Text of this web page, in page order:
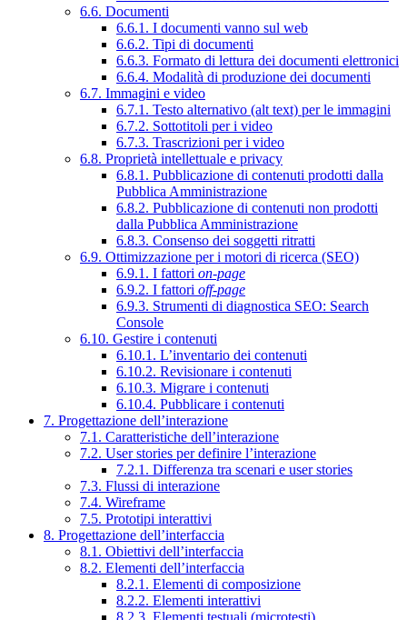
6.6. Documenti
6.6.1. I documenti vanno sul web
6.6.2. Tipi di documenti
6.6.3. Formato di lettura dei documenti elettronici
6.6.4. Modalità di produzione dei documenti
6.7. Immagini e video
6.7.1. Testo alternativo (alt text) per le immagini
6.7.2. Sottotitoli per i video
6.7.3. Trascrizioni per i video
6.8. Proprietà intellettuale e privacy
6.8.1. Pubblicazione di contenuti prodotti dalla
Pubblica Amministrazione
6.8.2. Pubblicazione di contenuti non prodotti
dalla Pubblica Amministrazione
6.8.3. Consenso dei soggetti ritratti
6.9. Ottimizzazione per i motori di ricerca (SEO)
6.9.1. I fattori on-page
6.9.2. I fattori off-page
6.9.3. Strumenti di diagnostica SEO: Search
Console
6.10. Gestire i contenuti
6.10.1. L’inventario dei contenuti
6.10.2. Revisionare i contenuti
6.10.3. Migrare i contenuti
6.10.4. Pubblicare i contenuti
7. Progettazione dell’interazione
7.1. Caratteristiche dell’interazione
7.2. User stories per definire l’interazione
7.2.1. Differenza tra scenari e user stories
7.3. Flussi di interazione
7.4. Wireframe
7.5. Prototipi interattivi
8. Progettazione dell’interfaccia
8.1. Obiettivi dell’interfaccia
8.2. Elementi dell’interfaccia
8.2.1. Elementi di composizione
8.2.2. Elementi interattivi
8.2.3. Elementi testuali (microtesti)